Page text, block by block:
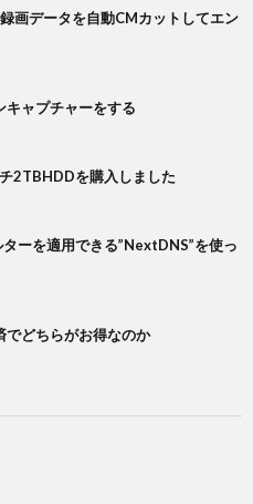
画データを自動CMカットしてエン
ャプチャーをする
2TBHDDを購入しました
ーを適用できる”NextDNS”を使っ
どちらがお得なのか